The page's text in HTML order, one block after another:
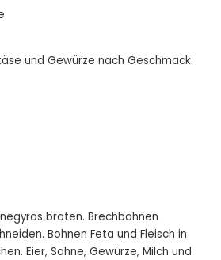
und Gewürze nach Geschmack.
braten. Brechbohnen
Bohnen Feta und Fleisch in
Eier, Sahne, Gewürze, Milch und